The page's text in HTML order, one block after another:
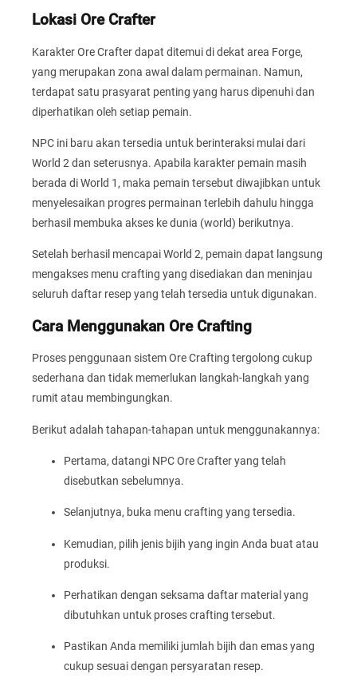
Lokasi Ore Crafter
Karakter Ore Crafter dapat ditemui di dekat area Forge,
yang merupakan zona awal dalam permainan. Namun,
terdapat satu prasyarat penting yang harus dipenuhi dan
diperhatikan oleh setiap pemain.
NPC ini baru akan tersedia untuk berinteraksi mulai dari
World 2 dan seterusnya. Apabila karakter pemain masih
berada di World 1, maka pemain tersebut diwajibkan untuk
menyelesaikan progres permainan terlebih dahulu hingga
berhasil membuka akses ke dunia (world) berikutnya.
Setelah berhasil mencapai World 2, pemain dapat langsung
mengakses menu crafting yang disediakan dan meninjau
seluruh daftar resep yang telah tersedia untuk digunakan.
Cara Menggunakan Ore Crafting
Proses penggunaan sistem Ore Crafting tergolong cukup
sederhana dan tidak memerlukan langkah-langkah yang
rumit atau membingungkan.
Berikut adalah tahapan-tahapan untuk menggunakannya:
Pertama, datangi NPC Ore Crafter yang telah
disebutkan sebelumnya.
Selanjutnya, buka menu crafting yang tersedia.
Kemudian, pilih jenis bijih yang ingin Anda buat atau
produksi.
Perhatikan dengan seksama daftar material yang
dibutuhkan untuk proses crafting tersebut.
Pastikan Anda memiliki jumlah bijih dan emas yang
cukup sesuai dengan persyaratan resep.